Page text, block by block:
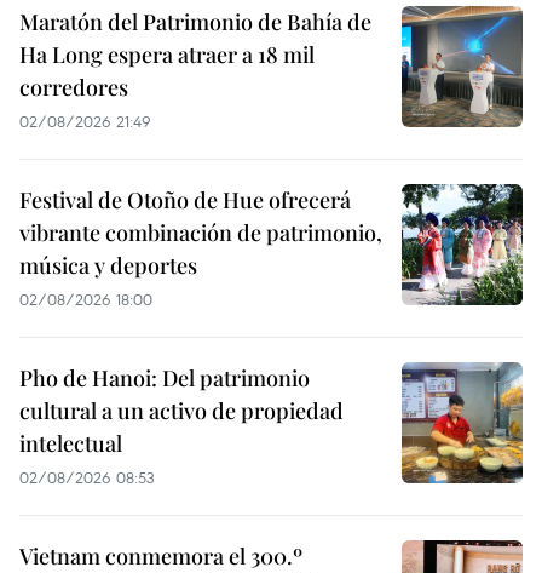
Maratón del Patrimonio de Bahía de
Ha Long espera atraer a 18 mil
corredores
02/08/2026 21:49
Festival de Otoño de Hue ofrecerá
vibrante combinación de patrimonio,
música y deportes
02/08/2026 18:00
Pho de Hanoi: Del patrimonio
cultural a un activo de propiedad
intelectual
02/08/2026 08:53
Vietnam conmemora el 300.º